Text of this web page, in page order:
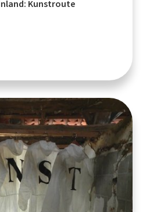
Kunstroute